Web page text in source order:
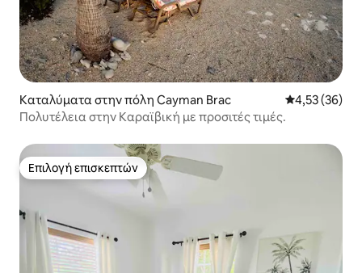
Καταλύματα στην πόλη Cayman Brac Μέση
4,53 (36)
Πολυτέλεια στην Καραϊβική με προσιτές τιμές.
Επιλογή επισκεπτών
Επιλογή επισκεπτών